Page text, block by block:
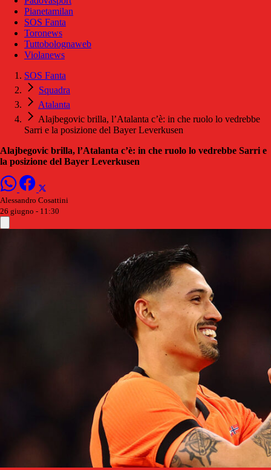
Pianetamilan
SOS Fanta
Toronews
Tuttobolognaweb
Violanews
SOS Fanta
Squadra
Atalanta
Alajbegovic brilla, l’Atalanta c’è: in che ruolo lo vedrebbe
Sarri e la posizione del Bayer Leverkusen
Alajbegovic brilla, l’Atalanta c’è: in che ruolo lo vedrebbe Sarri e
la posizione del Bayer Leverkusen
Alessandro Cosattini
26 giugno - 11:30